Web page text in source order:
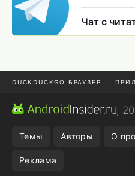
Чат с
DUCKDUCKGO БРАУЗЕР
ПРИЛОЖЕНИЯ ANDROID
,
Темы Авторы О
Реклама